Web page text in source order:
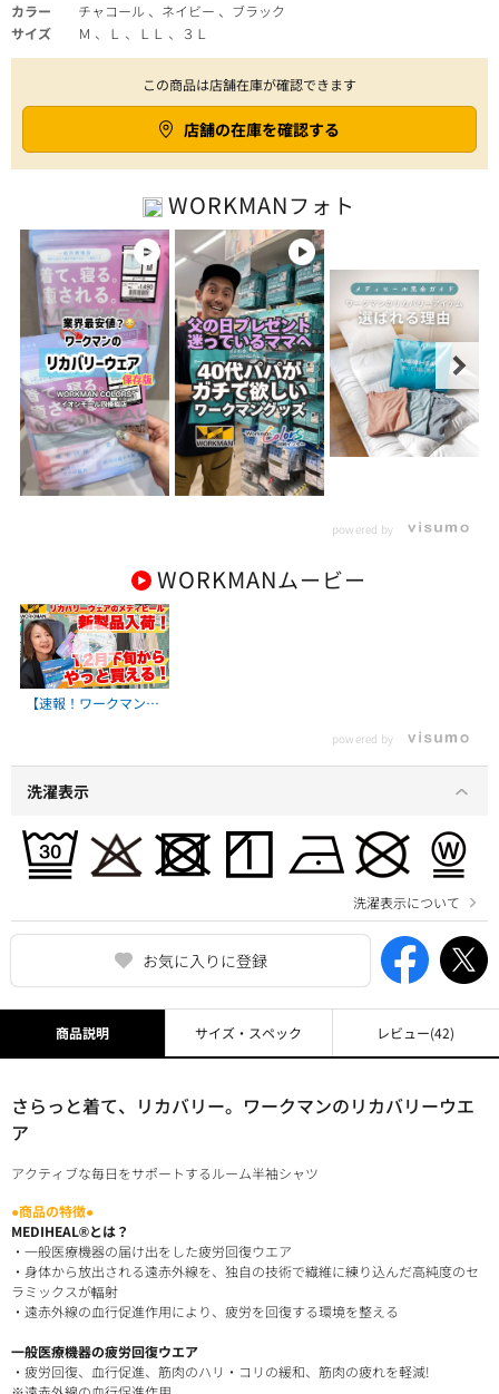
お気に入りに登録
カラー
チャコール 、ネイビー 、ブラック
サイズ
Ｍ 、Ｌ 、ＬＬ 、３Ｌ
この商品は店舗在庫が確認できます
店舗の在庫を確認する
WORKMANフォト
powered by
WORKMANムービー
【速報！ワークマン】
から春夏新製品が先行
発売開始！
powered by
洗濯表示
洗濯表示について
商品説明
さらっと着て、リカバリー。ワークマンのリカバリーウエ
ア
アクティブな毎日をサポートするルーム半袖シャツ
●商品の特徴●
MEDIHEAL®とは？
・一般医療機器の届け出をした疲労回復ウエア
・身体から放出される遠赤外線を、独自の技術で繊維に練り込んだ高純度のセ
ラミックスが輻射
・遠赤外線の血行促進作用により、疲労を回復する環境を整える
一般医療機器の疲労回復ウエア
・疲労回復、血行促進、筋肉のハリ・コリの緩和、筋肉の疲れを軽減!
サイズ・スペック レビュー(42)